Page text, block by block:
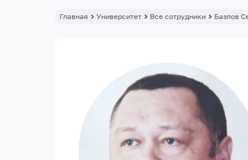
Главная Университет Все сотрудники Базлов